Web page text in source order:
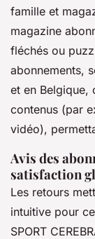
famille et
magazine
fléchés ou
abonnements,
et en Belgique,
contenus (par
vidéo),
Avis des
satisfaction
Les retours
intuitive pour
SPORT